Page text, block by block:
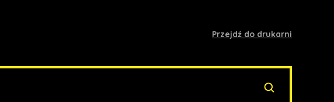
Przejdź do drukarni